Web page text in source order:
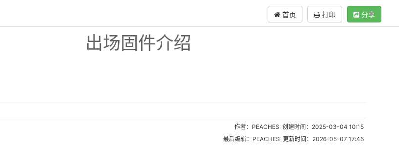
首页 打印 分享
出场固件介绍
作者：PEACHES 创建时间：2025-03-04 10:15
最后编辑：PEACHES 更新时间：2026-05-07 17:46